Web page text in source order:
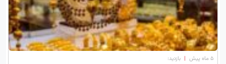
۵ ماه پیش | بازدید: